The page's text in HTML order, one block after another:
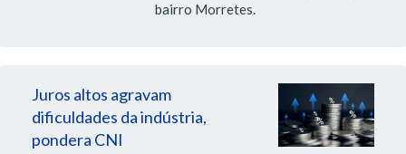
bairro Morretes.
Juros altos agravam
dificuldades da indústria,
pondera CNI